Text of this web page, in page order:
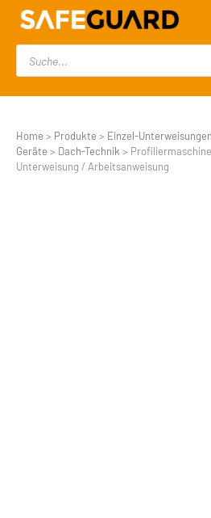
Home > Produkte > Einzel-Unterweisungen
Geräte > Dach-Technik >
Unterweisung / Arbeitsanweisung